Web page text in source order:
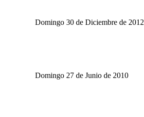
Domingo 30 de Diciembre de 2012
Domingo 27 de Junio de 2010